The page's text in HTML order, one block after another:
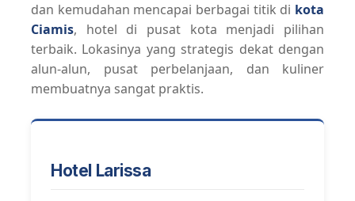
dan kemudahan mencapai berbagai titik di kota
Ciamis, hotel di pusat kota menjadi pilihan
terbaik. Lokasinya yang strategis dekat dengan
alun-alun, pusat perbelanjaan, dan kuliner
membuatnya sangat praktis.
Hotel Larissa